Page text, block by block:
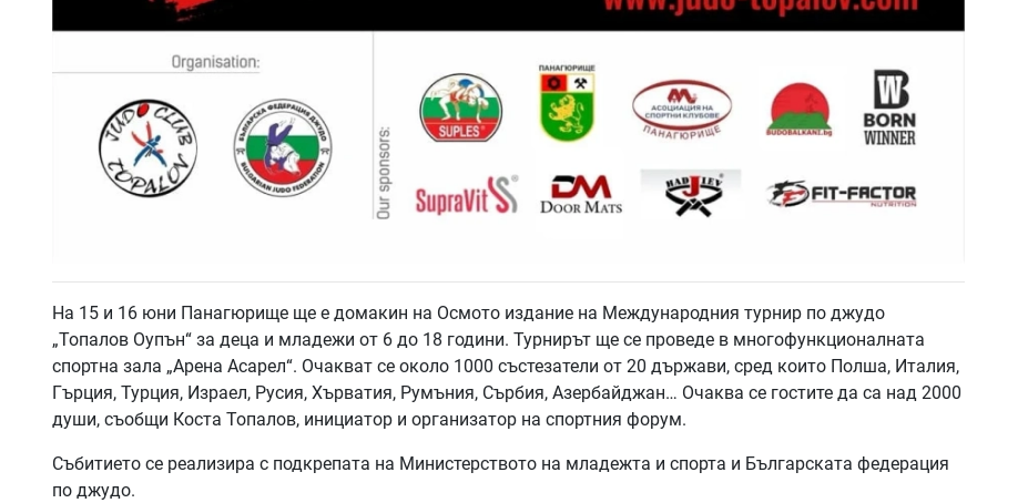
На 15 и 16 юни Панагюрище ще е домакин на Осмото издание на Международния турнир по джудо
„Топалов Оупън“ за деца и младежи от 6 до 18 години. Турнирът ще се проведе в многофункционалната
спортна зала „Арена Асарел“. Очакват се около 1000 състезатели от 20 държави, сред които Полша, Италия,
Гърция, Турция, Израел, Русия, Хърватия, Румъния, Сърбия, Азербайджан… Очаква се гостите да са над 2000
души, съобщи Коста Топалов, инициатор и организатор на спортния форум.
Събитието се реализира с подкрепата на Министерството на младежта и спорта и Българската федерация
по джудо.